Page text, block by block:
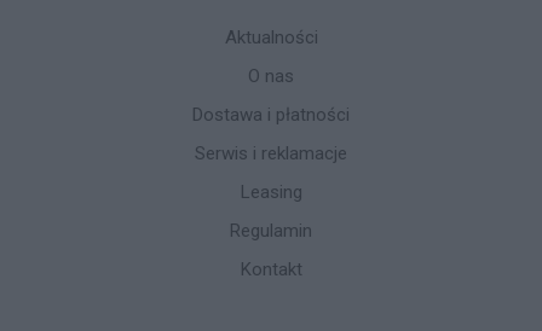
Aktualności
O nas
Dostawa i płatności
Serwis i reklamacje
Leasing
Regulamin
Kontakt